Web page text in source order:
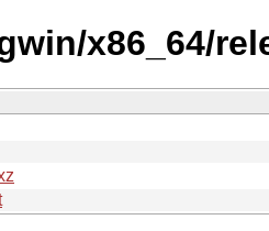
x86_64/